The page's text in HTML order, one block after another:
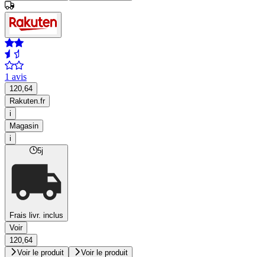
1 avis
120,64
Rakuten.fr
i
Magasin
i
5j
Frais livr. inclus
Voir
120,64
Voir le produit
Voir le produit